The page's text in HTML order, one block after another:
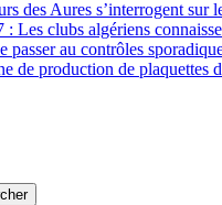
des Aures s’interrogent
Les clubs algériens
au contrôles
de production de plaquettes